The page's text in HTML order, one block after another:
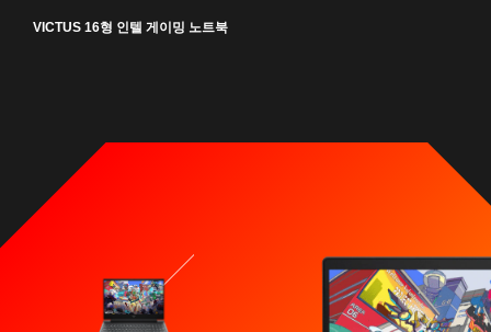
VICTUS 16형 인텔 게이밍 노트북